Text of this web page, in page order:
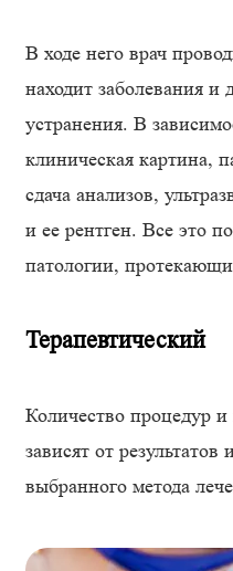
В ходе него врач
находит заболевания
устранения. В
клиническая картина,
сдача анализов,
и ее рентген. Все это
патологии,
Терапевтический
Количество процедур
зависят от
выбранного метода